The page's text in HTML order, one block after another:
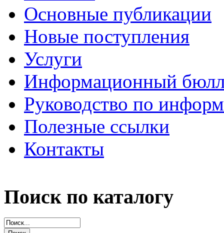
Основные публикации
Новые поступления
Услуги
Информационный
Руководство по
Полезные ссылки
Контакты
Поиск по каталогу